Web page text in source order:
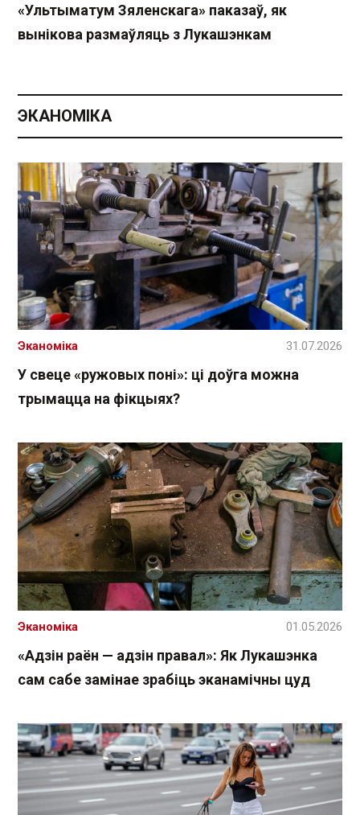
«Ультыматум Зяленскага» паказаў, як
вынікова размаўляць з Лукашэнкам
ЭКАНОМІКА
У свеце «ружовых поні»: ці доўга можна
трымацца на фікцыях?
Эканоміка 31.07.2026
«Адзін раён — адзін правал»: Як Лукашэнка
сам сабе замінае зрабіць эканамічны цуд
Эканоміка 01.05.2026